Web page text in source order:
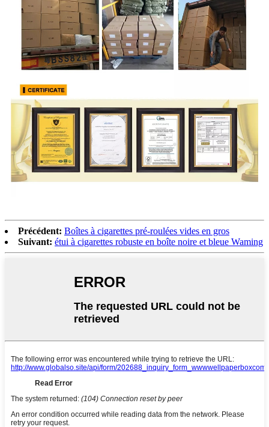
Précédent: Boîtes à cigarettes pré-roulées vides en gros
Suivant: étui à cigarettes robuste en boîte noire et bleue Waming